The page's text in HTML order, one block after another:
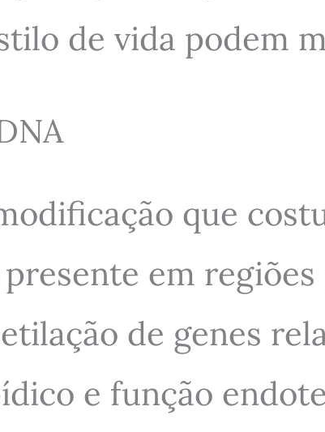
de vida podem
que
em
de genes
e função